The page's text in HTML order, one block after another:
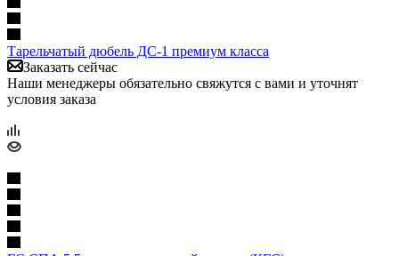
Тарельчатый дюбель ДС-1 премиум класса
Заказать сейчас
Наши менеджеры обязательно свяжутся с вами и уточнят
условия заказа